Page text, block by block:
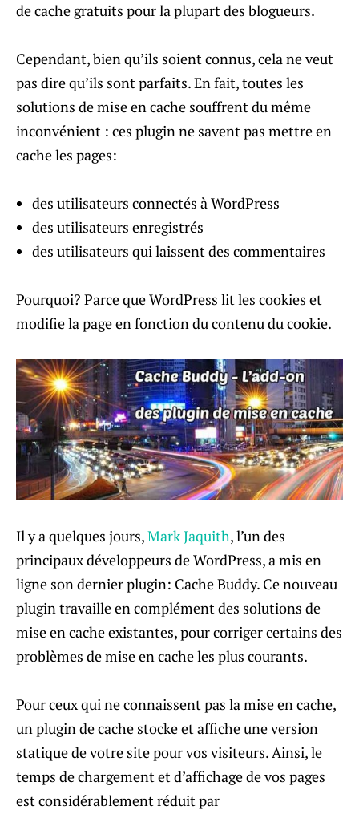
de cache gratuits pour la plupart des blogueurs.
Cependant, bien qu’ils soient connus, cela ne veut
pas dire qu’ils sont parfaits. En fait, toutes les
solutions de mise en cache souffrent du même
inconvénient : ces plugin ne savent pas mettre en
cache les pages:
des utilisateurs connectés à WordPress
des utilisateurs enregistrés
des utilisateurs qui laissent des commentaires
Pourquoi? Parce que WordPress lit les cookies et
modifie la page en fonction du contenu du cookie.
Il y a quelques jours,Mark Jaquith, l’un des
principaux développeurs de WordPress, a mis en
ligne son dernier plugin: Cache Buddy. Ce nouveau
plugin travaille en complément des solutions de
mise en cache existantes, pour corriger certains des
problèmes de mise en cache les plus courants.
Pour ceux qui ne connaissent pas la mise en cache,
un plugin de cache stocke et affiche une version
statique de votre site pour vos visiteurs. Ainsi, le
temps de chargement et d’affichage de vos pages
est considérablement réduit par